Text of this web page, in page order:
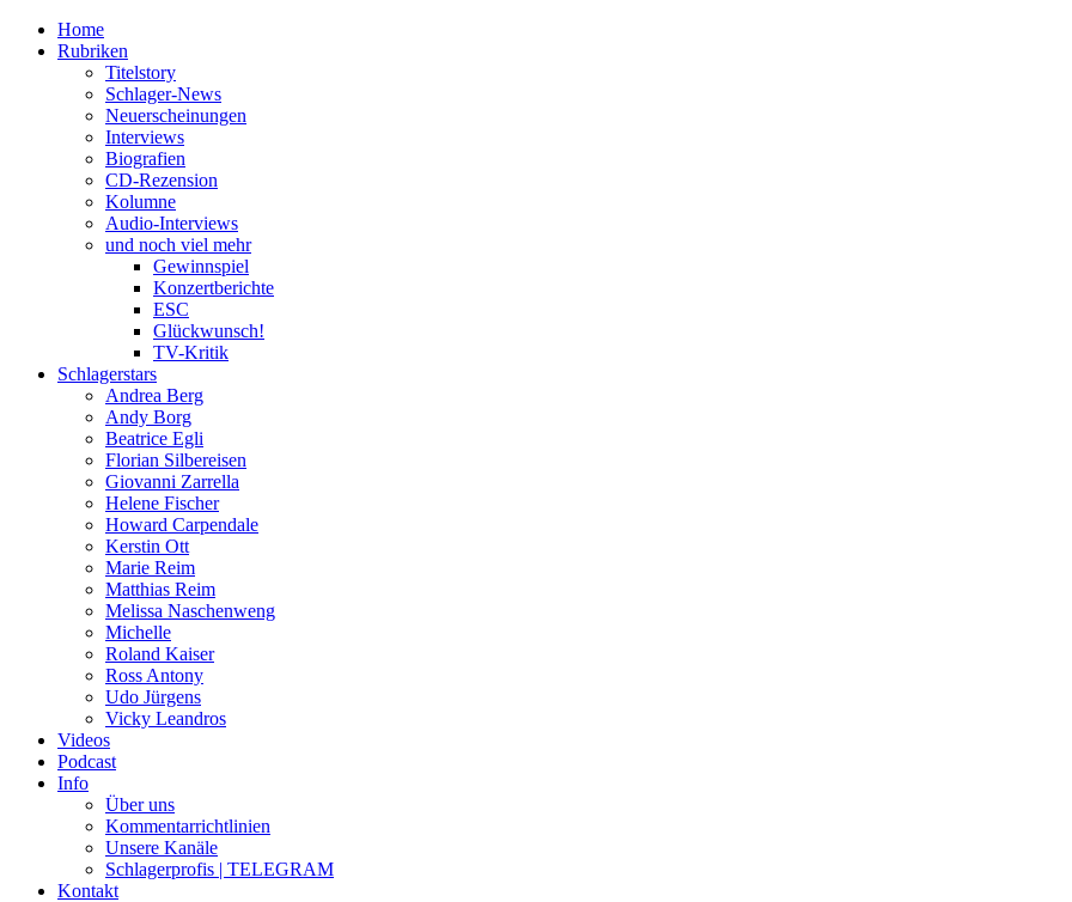
Home
Rubriken
Titelstory
Schlager-News
Neuerscheinungen
Interviews
Biografien
CD-Rezension
Kolumne
Audio-Interviews
und noch viel mehr
Gewinnspiel
Konzertberichte
ESC
Glückwunsch!
TV-Kritik
Schlagerstars
Andrea Berg
Andy Borg
Beatrice Egli
Florian Silbereisen
Giovanni Zarrella
Helene Fischer
Howard Carpendale
Kerstin Ott
Marie Reim
Matthias Reim
Melissa Naschenweng
Michelle
Roland Kaiser
Ross Antony
Udo Jürgens
Vicky Leandros
Videos
Podcast
Info
Über uns
Kommentarrichtlinien
Unsere Kanäle
Schlagerprofis | TELEGRAM
Kontakt